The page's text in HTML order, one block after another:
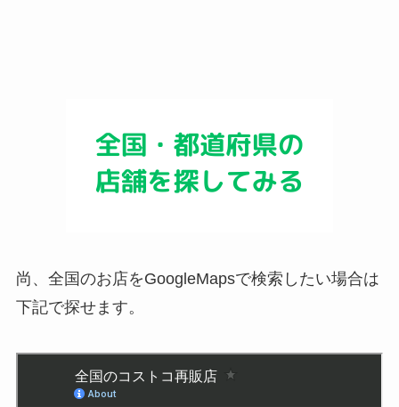
尚、全国のお店をGoogleMapsで検索したい場合は
下記で探せます。